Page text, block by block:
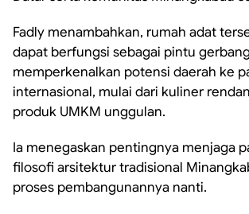
Fadly menambahkan, rumah adat
dapat berfungsi sebagai pintu
memperkenalkan potensi daerah ke
internasional, mulai dari kuliner
produk UMKM unggulan.
Ia menegaskan pentingnya menjaga
filosofi arsitektur tradisional
proses pembangunannya nanti.